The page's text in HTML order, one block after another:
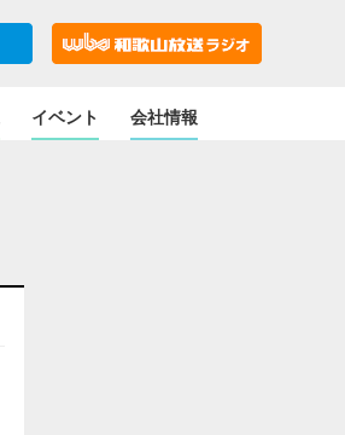
イベント 会社情報